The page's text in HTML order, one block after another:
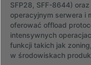
SFP28, SFF-8644)
operacyjnym serwera i
oferować offload
intensywnych
funkcji takich jak
w środowiskach